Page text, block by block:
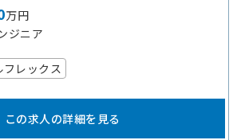
万円
ジニア
フレックス
この求人の詳細を見る